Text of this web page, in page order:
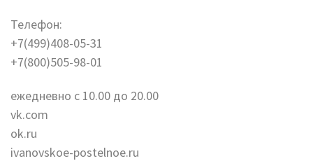
Телефон:
+7(499)408-05-31
+7(800)505-98-01
ежедневно с 10.00 до 20.00
vk.com
ok.ru
ivanovskoe-postelnoe.ru